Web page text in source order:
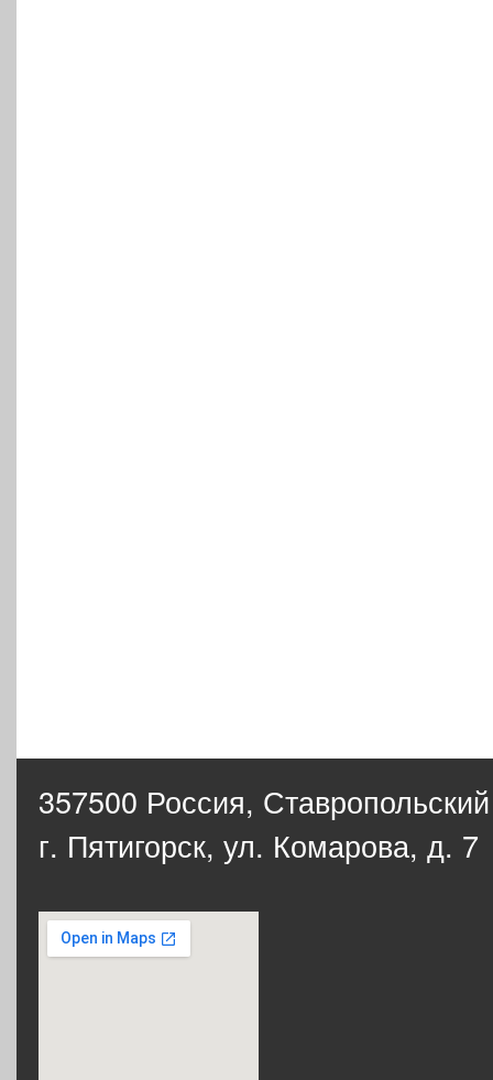
357500 Россия,
г. Пятигорск, ул. Комарова, д. 7